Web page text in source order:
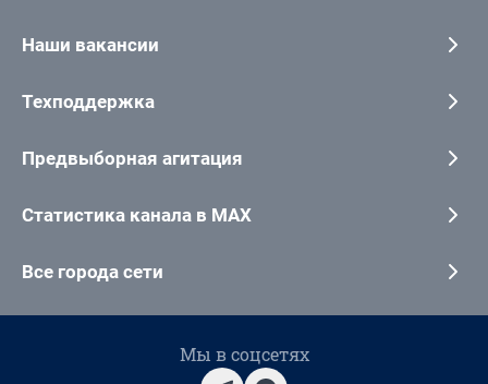
Наши вакансии
Техподдержка
Предвыборная агитация
Статистика канала в MAX
Все города сети
Мы в соцсетях